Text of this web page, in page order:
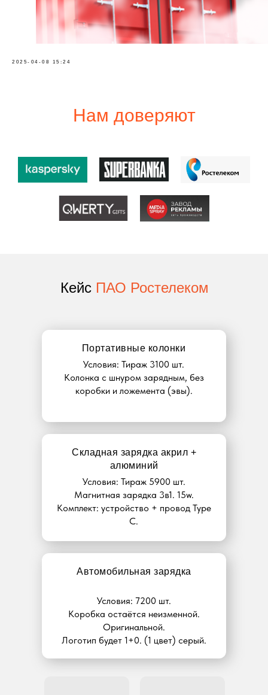
2025-04-08 15:24
Нам доверяют
Кейс ПАО Ростелеком
Портативные колонки
Условия: Тираж 3100 шт.
Колонка с шнуром зарядным, без
коробки и ложемента (эвы).
Складная зарядка акрил +
алюминий
Условия: Тираж 5900 шт.
Магнитная зарядка 3в1. 15w.
Комплект: устройство + провод Type
C.
Автомобильная зарядка
Условия: 7200 шт.
Коробка остаётся неизменной.
Оригинальной.
Логотип будет 1+0. (1 цвет) серый.